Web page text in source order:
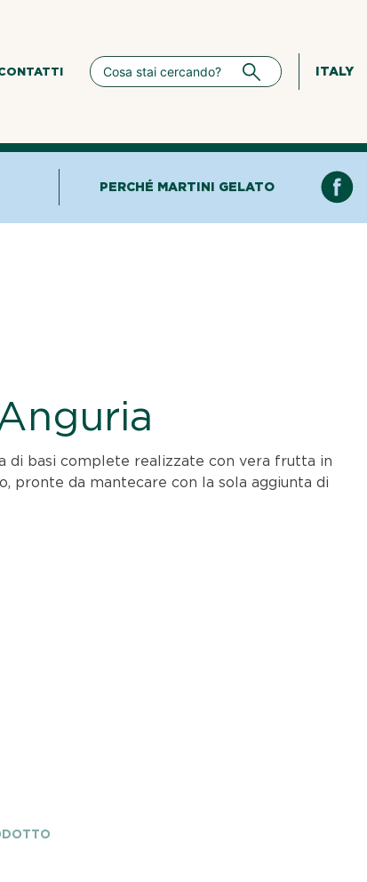
ITALY
PERCHÉ MARTINI GELATO
di basi complete realizzate con vera frutta in
pronte da mantecare con la sola aggiunta di